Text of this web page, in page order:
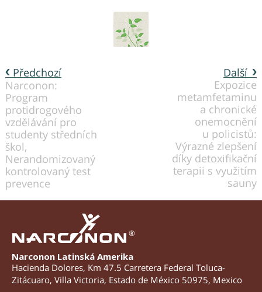
Další
Expozice
metamfetaminu
a chronické
onemocnění
u policistů:
Výrazné zlepšení
díky detoxifikační
terapii s využitím
sauny
Předchozí
Narconon:
Program
protidrogového
vzdělávání pro
studenty středních
škol,
Nerandomizovaný
kontrolovaný test
prevence
®
Narconon Latinská Amerika
Hacienda Dolores, Km 47.5 Carretera Federal Toluca-
Zitácuaro, Villa Victoria, Estado de México 50975, Mexico